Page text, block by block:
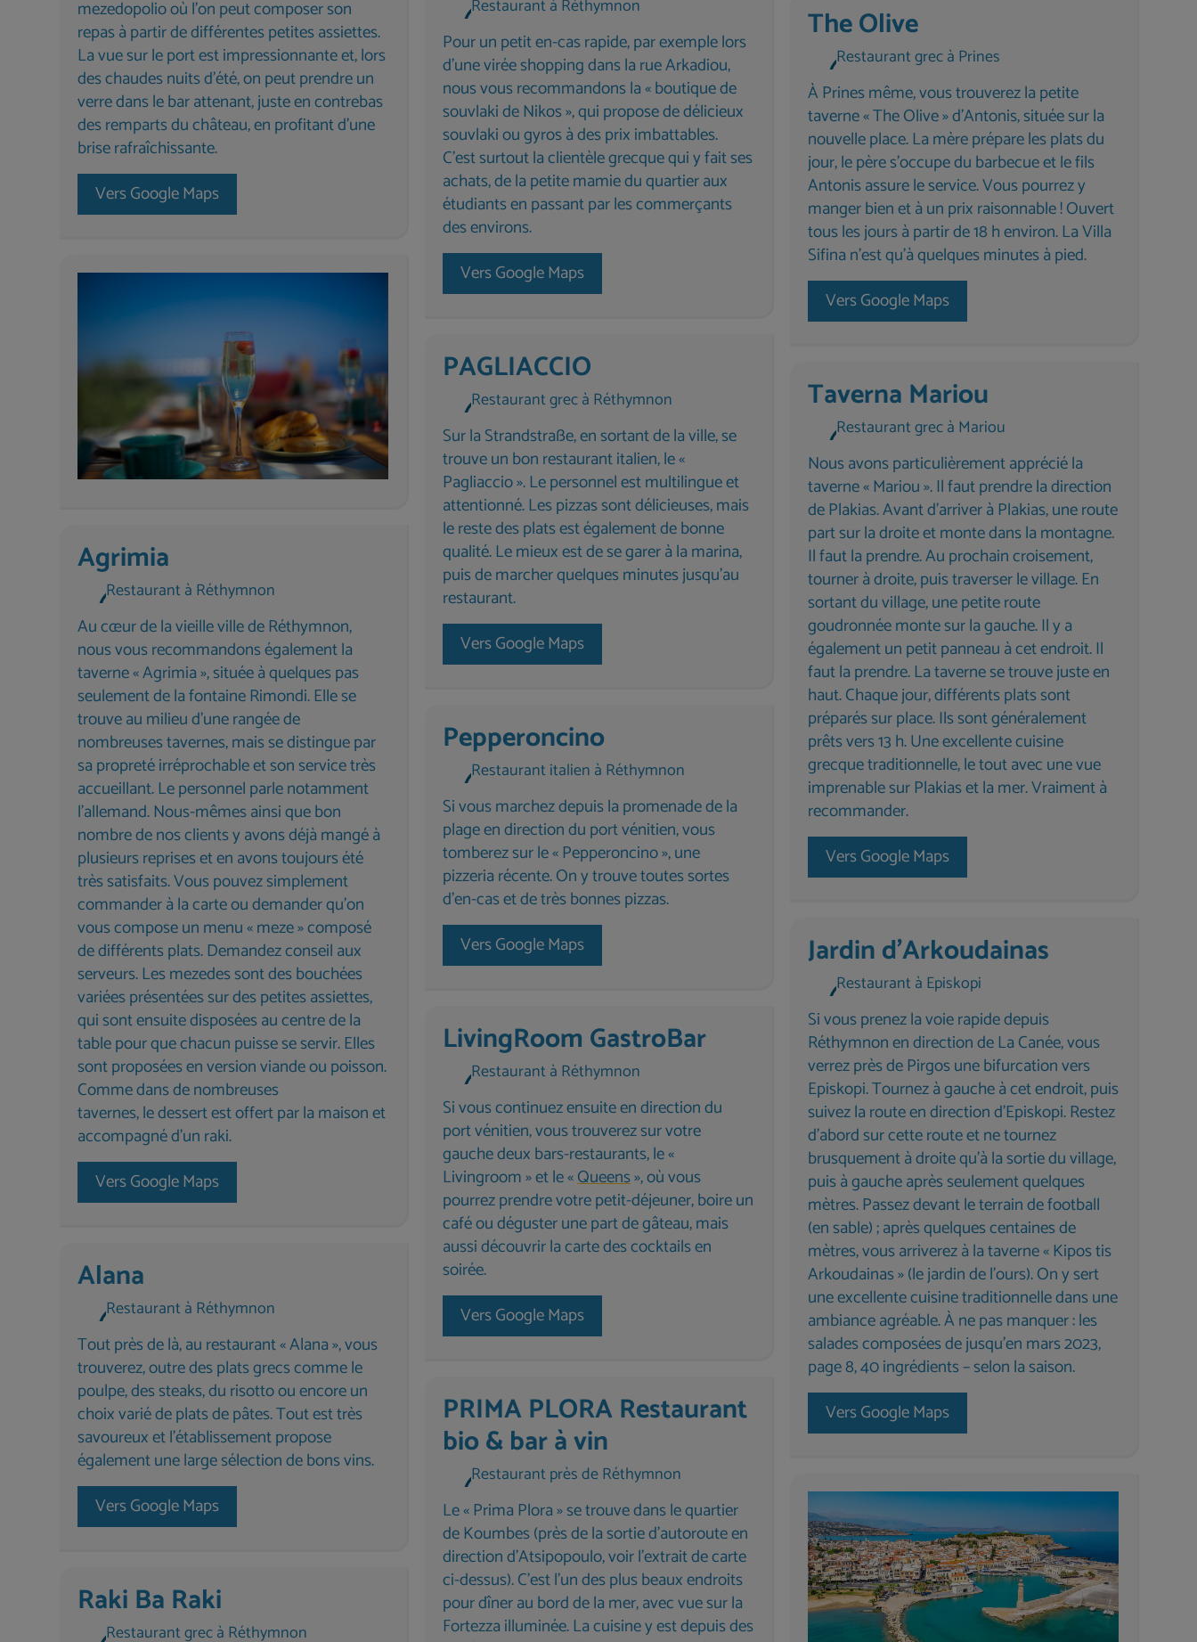
mezedopolio où l'on peut composer son
repas à partir de différentes petites assiettes.
La vue sur le port est impressionnante et, lors
des chaudes nuits d'été, on peut prendre un
verre dans le bar attenant, juste en contrebas
des remparts du château, en profitant d'une
brise rafraîchissante.
Vers Google Maps
Agrimia
Restaurant à Réthymnon
Au cœur de la vieille ville de Réthymnon,
nous vous recommandons également la
taverne « Agrimia », située à quelques pas
seulement de la fontaine Rimondi. Elle se
trouve au milieu d’une rangée de
nombreuses tavernes, mais se distingue par
sa propreté irréprochable et son service très
accueillant. Le personnel parle notamment
l’allemand. Nous-mêmes ainsi que bon
nombre de nos clients y avons déjà mangé à
plusieurs reprises et en avons toujours été
très satisfaits. Vous pouvez simplement
commander à la carte ou demander qu’on
vous compose un menu « meze » composé
de différents plats. Demandez conseil aux
serveurs. Les mezedes sont des bouchées
variées présentées sur des petites assiettes,
qui sont ensuite disposées au centre de la
table pour que chacun puisse se servir. Elles
sont proposées en version viande ou poisson.
Comme dans de nombreuses
tavernes, le dessert est offert par la maison et
accompagné d’un raki.
Vers Google Maps
Alana
Restaurant à Réthymnon
Tout près de là, au restaurant « Alana », vous
trouverez, outre des plats grecs comme le
poulpe, des steaks, du risotto ou encore un
choix varié de plats de pâtes. Tout est très
savoureux et l'établissement propose
également une large sélection de bons vins.
Vers Google Maps
Raki Ba Raki
Restaurant grec à Réthymnon
Restaurant à Réthymnon
Pour un petit en-cas rapide, par exemple lors
d'une virée shopping dans la rue Arkadiou,
nous vous recommandons la « boutique de
souvlaki de Nikos », qui propose de délicieux
souvlaki ou gyros à des prix imbattables.
C’est surtout la clientèle grecque qui y fait ses
achats, de la petite mamie du quartier aux
étudiants en passant par les commerçants
des environs.
Vers Google Maps
PAGLIACCIO
Restaurant grec à Réthymnon
Sur la Strandstraße, en sortant de la ville, se
trouve un bon restaurant italien, le «
Pagliaccio ». Le personnel est multilingue et
attentionné. Les pizzas sont délicieuses, mais
le reste des plats est également de bonne
qualité. Le mieux est de se garer à la marina,
puis de marcher quelques minutes jusqu’au
restaurant.
Vers Google Maps
Pepperoncino
Restaurant italien à Réthymnon
Si vous marchez depuis la promenade de la
plage en direction du port vénitien, vous
tomberez sur le « Pepperoncino », une
pizzeria récente. On y trouve toutes sortes
d'en-cas et de très bonnes pizzas.
Vers Google Maps
LivingRoom GastroBar
Restaurant à Réthymnon
Si vous continuez ensuite en direction du
port vénitien, vous trouverez sur votre
gauche deux bars-restaurants, le «
Livingroom » et le «Queens», où vous
pourrez prendre votre petit-déjeuner, boire un
café ou déguster une part de gâteau, mais
aussi découvrir la carte des cocktails en
soirée.
Vers Google Maps
PRIMA PLORA Restaurant
bio & bar à vin
Restaurant près de Réthymnon
Le « Prima Plora » se trouve dans le quartier
de Koumbes (près de la sortie d'autoroute en
direction d'Atsipopoulo, voir l'extrait de carte
ci-dessus). C'est l'un des plus beaux endroits
pour dîner au bord de la mer, avec vue sur la
Fortezza illuminée. La cuisine y est depuis des
The Olive
Restaurant grec à Prines
À Prines même, vous trouverez la petite
taverne « The Olive » d'Antonis, située sur la
nouvelle place. La mère prépare les plats du
jour, le père s'occupe du barbecue et le fils
Antonis assure le service. Vous pourrez y
manger bien et à un prix raisonnable ! Ouvert
tous les jours à partir de 18 h environ. La Villa
Sifina n'est qu'à quelques minutes à pied.
Vers Google Maps
Taverna Mariou
Restaurant grec à Mariou
Nous avons particulièrement apprécié la
taverne « Mariou ». Il faut prendre la direction
de Plakias. Avant d'arriver à Plakias, une route
part sur la droite et monte dans la montagne.
Il faut la prendre. Au prochain croisement,
tourner à droite, puis traverser le village. En
sortant du village, une petite route
goudronnée monte sur la gauche. Il y a
également un petit panneau à cet endroit. Il
faut la prendre. La taverne se trouve juste en
haut. Chaque jour, différents plats sont
préparés sur place. Ils sont généralement
prêts vers 13 h. Une excellente cuisine
grecque traditionnelle, le tout avec une vue
imprenable sur Plakias et la mer. Vraiment à
recommander.
Vers Google Maps
Jardin d'Arkoudainas
Restaurant à Episkopi
Si vous prenez la voie rapide depuis
Réthymnon en direction de La Canée, vous
verrez près de Pirgos une bifurcation vers
Episkopi. Tournez à gauche à cet endroit, puis
suivez la route en direction d'Episkopi. Restez
d'abord sur cette route et ne tournez
brusquement à droite qu'à la sortie du village,
puis à gauche après seulement quelques
mètres. Passez devant le terrain de football
(en sable) ; après quelques centaines de
mètres, vous arriverez à la taverne « Kipos tis
Arkoudainas » (le jardin de l'ours). On y sert
une excellente cuisine traditionnelle dans une
ambiance agréable. À ne pas manquer : les
salades composées de jusqu’en mars 2023,
page 8, 40 ingrédients – selon la saison.
Vers Google Maps